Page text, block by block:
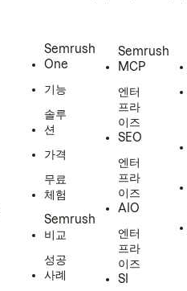
Semrush
One
기능
솔루
션
가격
무료
체험
Semrush
비교
성공
사례
Semrush
MCP
엔터
프라
이즈
SEO
엔터
프라
이즈
AIO
엔터
프라
이즈
SI